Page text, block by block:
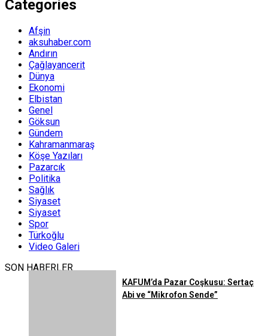
Categories
Afşin
aksuhaber.com
Andırın
Çağlayancerit
Dünya
Ekonomi
Elbistan
Genel
Göksun
Gündem
Kahramanmaraş
Köşe Yazıları
Pazarcık
Politika
Sağlık
Siyaset
Siyaset
Spor
Türkoğlu
Video Galeri
SON HABERLER
KAFUM’da Pazar Coşkusu: Sertaç
Abi ve “Mikrofon Sende”